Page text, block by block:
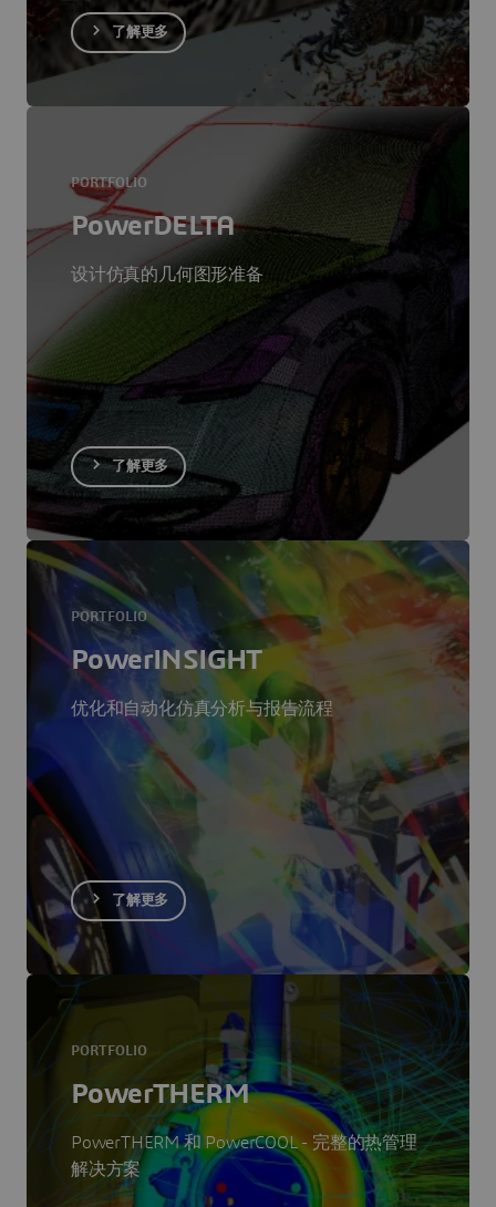
了解更多
PORTFOLIO
PowerDELTA
设计仿真的几何图形准备
了解更多
PORTFOLIO
PowerINSIGHT
优化和自动化仿真分析与报告流程
了解更多
PORTFOLIO
PowerTHERM
PowerTHERM 和 PowerCOOL - 完整的热管理
解决方案